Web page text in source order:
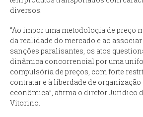
diversos.
“Ao impor uma metodologia de preço
da realidade do mercado e ao
sanções paralisantes, os atos
dinâmica concorrencial por uma
compulsória de preços, com forte
contratar e à liberdade de
econômica”, afirma o diretor Jurídico
Vitorino.